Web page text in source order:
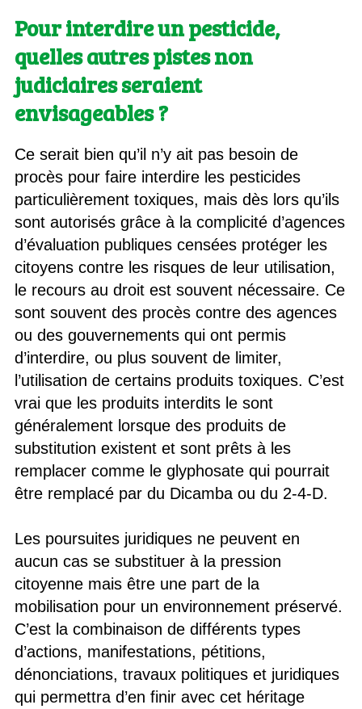
Pour interdire un pesticide,
quelles autres pistes non
judiciaires seraient
envisageables ?
Ce serait bien qu’il n’y ait pas besoin de
procès pour faire interdire les pesticides
particulièrement toxiques, mais dès lors qu’ils
sont autorisés grâce à la complicité d’agences
d’évaluation publiques censées protéger les
citoyens contre les risques de leur utilisation,
le recours au droit est souvent nécessaire. Ce
sont souvent des procès contre des agences
ou des gouvernements qui ont permis
d’interdire, ou plus souvent de limiter,
l’utilisation de certains produits toxiques. C’est
vrai que les produits interdits le sont
généralement lorsque des produits de
substitution existent et sont prêts à les
remplacer comme le glyphosate qui pourrait
être remplacé par du Dicamba ou du 2-4-D.
Les poursuites juridiques ne peuvent en
aucun cas se substituer à la pression
citoyenne mais être une part de la
mobilisation pour un environnement préservé.
C’est la combinaison de différents types
d’actions, manifestations, pétitions,
dénonciations, travaux politiques et juridiques
qui permettra d’en finir avec cet héritage